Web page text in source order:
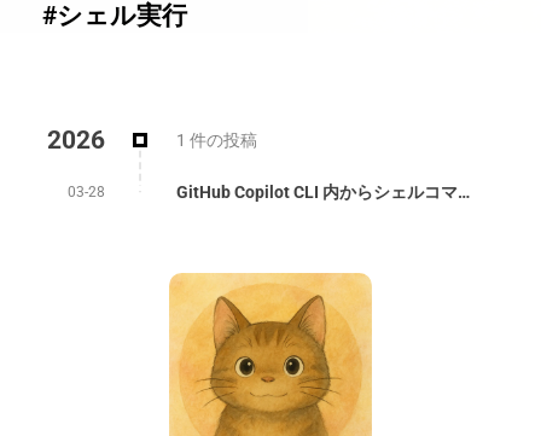
#シェル実行
2026 1 件の投稿
03-28 GitHub Copilot CLI 内からシェルコマンドを直接実行する方法【!】